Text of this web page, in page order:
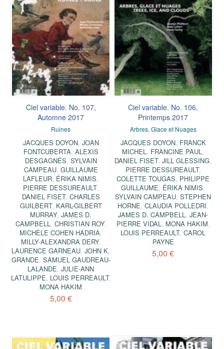
Ciel variable. No. 107,
Automne 2017
Ruines
JACQUES DOYON, JOAN
FONTCUBERTA, ALEXIS
DESGAGNÉS, SYLVAIN
CAMPEAU, GUILLAUME
LAFLEUR, ÉRIKA NIMIS,
PIERRE DESSUREAULT,
DANIEL FISET, CHARLES
GUILBERT, KARL-GILBERT
MURRAY,JAMES D.
CAMPBELL, CHRISTIAN ROY,
MICHÈLE COHEN HADRIA,
MILLY-ALEXANDRA DERY,
LAURENCE GARNEAU,JOHN K.
GRANDE, SAMUEL GAUDREAU-
LALANDE,JULIE-ANN
LATULIPPE, LOUIS PERREAULT,
MONA HAKIM
5,00 €
Ciel variable. No. 106,
Printemps 2017
Arbres, Glace et Nuages
JACQUES DOYON, FRANCK
MICHEL, FRANCINE PAUL,
DANIEL FISET,JILL GLESSING,
PIERRE DESSUREAULT,
COLETTE TOUGAS, PHILIPPE
GUILLAUME, ÉRIKA NIMIS,
SYLVAIN CAMPEAU,STEPHEN
HORNE,CLAUDIA POLLEDRI,
JAMES D. CAMPBELL,JEAN-
PIERRE VIDAL, MONA HAKIM,
LOUIS PERREAULT,CAROL
PAYNE
5,00 €